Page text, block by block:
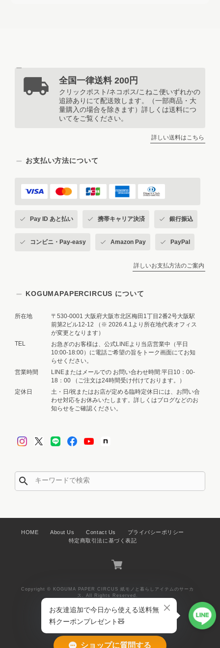
「団長、それはちょっと音程が……
😂」と言われています笑 推しの方
へ、お客様の想いがたくさん届く素敵
なお手紙になりますように🕊️💌 この
度も温かいレビューを本当にありがと
2026/08/04
あまりにも可愛いのでリピ買いです😍
💕 、フルーツバードたちが収穫を楽
けで楽しい気持ちになれる一枚」を目
は例年以上の酷暑なので、見た目だけ
でも涼やかな気持ちになれる紙ものを
作りたいという思いも込めています🧸
🌿 果物の酸味や甘み、爽やかな幸せ
まで感じていただけたら嬉しいです🍋
✨…もちろん、舐めても味はしません
が🤭笑昔、食べ物の香りがする消しゴ
ムがありましたよね。いつか、そんな
ワクワクするような紙ものも作れたら
いいなと思っています💕 「もう一度
店のオープン当初から、たくさんの応
制作の大きな励みになっています🧸🎪
2026/08/04
私 リスを長いこと飼っていたので、とても嬉しいです。猫とリ
momoさんのデザインするものを私のツボを突きまくる。
>>🧸お客様へ💌 こちらにも素敵なレ
ビューをありがとうございます✨ リ
スさんを長い間飼われていたと伺っ
全国一律送料 200円
クリックポスト/ネコポス/こねこ便いずれかの
追跡ありにて配送致します。（一部商品・大
量購入の場合を除きます）詳しくは送料につ
いてをご覧ください。
詳しい送料はこちら
お支払い方法について
Pay ID あと払い 携帯キャリア決済 銀行振込
コンビニ・Pay-easy Amazon Pay PayPal
詳しいお支払方法のご案内
KOGUMAPAPERCIRCUS について
所在地
〒530-0001 大阪府大阪市北区梅田1丁目2番2号大阪駅
前第2ビル12-12 （※ 2026.4.1より所在地代表オフィス
が変更となります）
TEL
お急ぎのお客様は、公式LINEより当店営業中（平日
10:00-18:00）に電話ご希望の旨をトーク画面にてお知
らせください。
営業時間
LINEまたはメールでの お問い合わせ時間:平日10：00-
18：00 （ご注文は24時間受け付けております。）
定休日
土・日/祝またはお店が定める臨時定休日には、お問い合
わせ対応をお休みいたします。詳しくはブログなどのお
知らせをご確認ください。
search
HOME About Us Contact Us
プライバシーポリシー
特定商取引法に基づく表記
Copyright © KOGUMA PAPER CIRCUS 紙モノと暮らしアイテムのサーカ
ス. All Rights Reserved.
ショップに質問する